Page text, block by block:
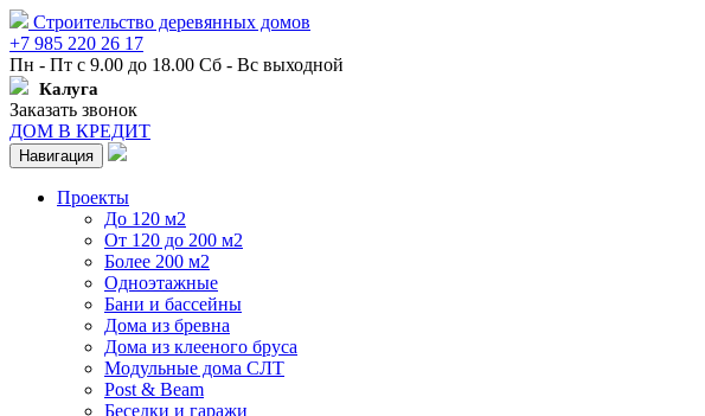
Строительство деревянных домов
+7 985 220 26 17
Пн - Пт с 9.00 до 18.00 Сб - Вс выходной
Калуга
Заказать звонок
ДОМ В КРЕДИТ
Навигация
Проекты
До 120 м2
От 120 до 200 м2
Более 200 м2
Одноэтажные
Бани и бассейны
Дома из бревна
Дома из клееного бруса
Модульные дома СЛТ
Post & Beam
Беседки и гаражи